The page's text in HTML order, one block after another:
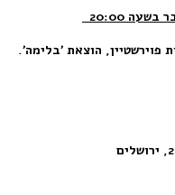
הוצאת ׳בלימה׳.